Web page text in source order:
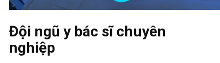
Đội ngũ y bác sĩ chuyên
nghiệp